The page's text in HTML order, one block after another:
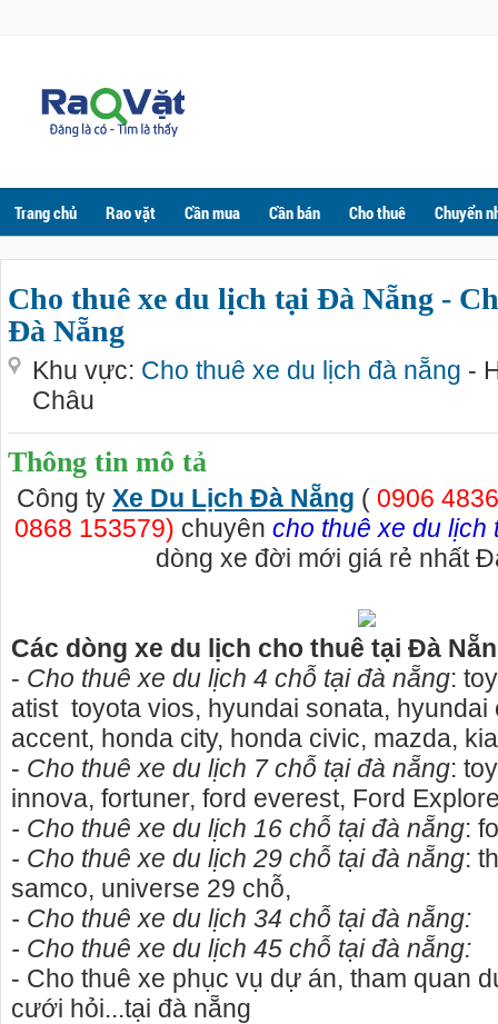
Trang chủ Rao vặt Cần mua Cần bán Cho thuê Chuyển
Cho thuê xe du lịch tại Đà Nẵng -
Đà Nẵng
Khu vực: Cho thuê xe du lịch đà nẵng -
Châu
Thông tin mô tả
Công ty Xe Du Lịch Đà Nẵng ( 0906
0868 153579) chuyên cho thuê xe du lịch
dòng xe đời mới giá rẻ nhất
Các dòng xe du lịch cho thuê tại Đà
- Cho thuê xe du lịch 4 chỗ tại đà nẵng:
atist toyota vios, hyundai sonata, hyundai
accent, honda city, honda civic, mazda,
- Cho thuê xe du lịch 7 chỗ tại đà nẵng:
innova, fortuner, ford everest, Ford
- Cho thuê xe du lịch 16 chỗ tại đà nẵng:
- Cho thuê xe du lịch 29 chỗ tại đà nẵng:
samco, universe 29 chỗ,
- Cho thuê xe du lịch 34 chỗ tại đà nẵng:
- Cho thuê xe du lịch 45 chỗ tại đà nẵng:
- Cho thuê xe phục vụ dự án, tham quan
cưới hỏi...tại đà nẵng
phú yên
0387560028 cho thuê
thuê xe máy ở tại Tuy
thuê nhà nguyên căn Phú Yên, chuyên cho
nhà nguyên căn tại Phú Yên
tôi hiên đang cho thuê nhà nguyên căn
Tuy Hòa - Phú Yên.